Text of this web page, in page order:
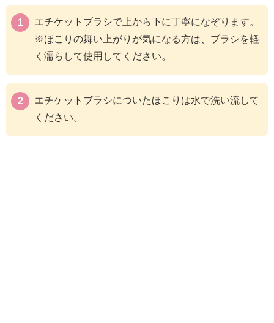
エチケットブラシで上から下に丁寧になぞります。
※ほこりの舞い上がりが気になる方は、ブラシを軽
く濡らして使用してください。
エチケットブラシについたほこりは水で洗い流して
ください。